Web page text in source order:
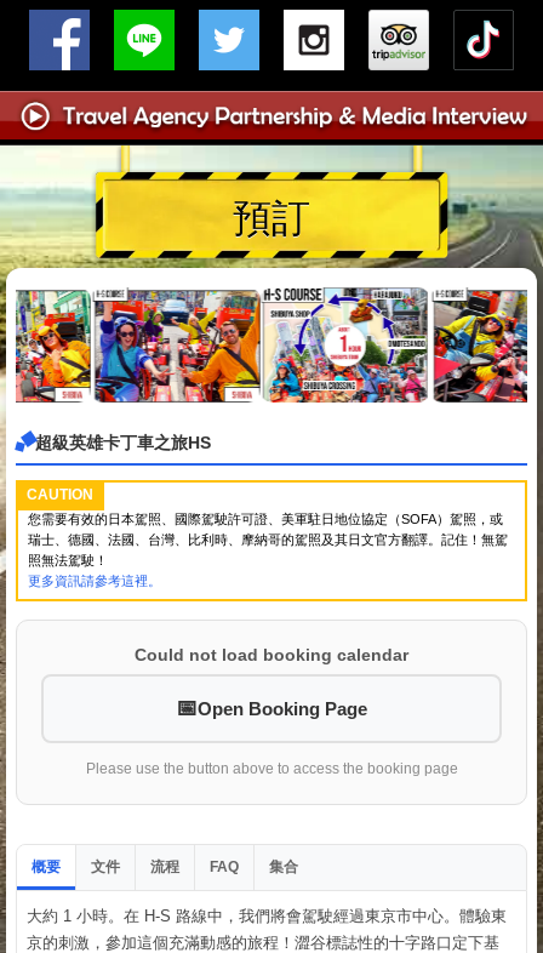
預訂
超級英雄卡丁車之旅HS
CAUTION
您需要有效的日本駕照、國際駕駛許可證、美軍駐日地位協定（SOFA）駕照，或
瑞士、德國、法國、台灣、比利時、摩納哥的駕照及其日文官方翻譯。記住！無駕
照無法駕駛！
更多資訊請參考這裡。
Could not load booking calendar
Open Booking Page
Please use the button above to access the booking page
概要 文件 流程 FAQ 集合
大約 1 小時。在 H-S 路線中，我們將會駕駛經過東京市中心。體驗東
京的刺激，參加這個充滿動感的旅程！澀谷標誌性的十字路口定下基